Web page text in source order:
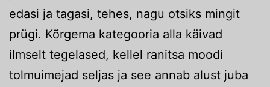
edasi ja tagasi, tehes, nagu otsiks mingit
prügi. Kõrgema kategooria alla käivad
ilmselt tegelased, kellel ranitsa moodi
tolmuimejad seljas ja see annab alust juba